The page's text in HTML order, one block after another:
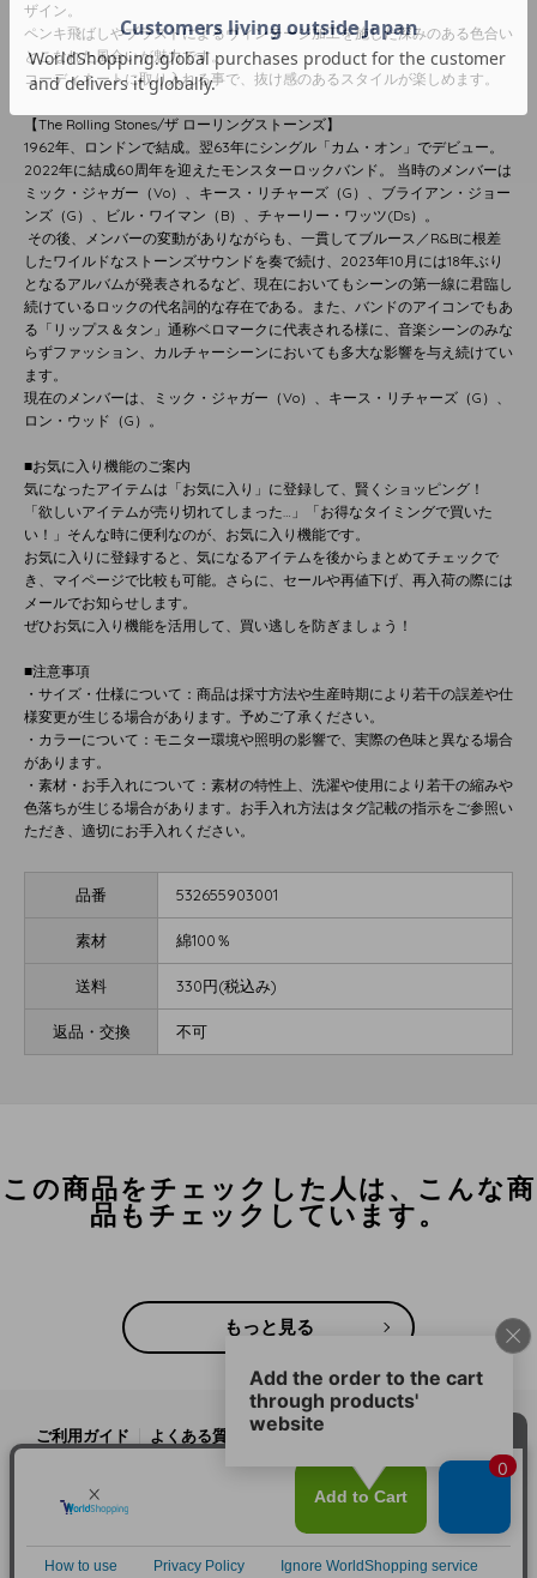
ザイン。
ペンキ飛ばしやブラストによるヴィンテージ加工を施した深みのある色合い
とこなれた風合いが魅力です。
コーディネートに取り入れる事で、抜け感のあるスタイルが楽しめます。
【The Rolling Stones/ザ ローリングストーンズ】
1962年、ロンドンで結成。翌63年にシングル「カム・オン」でデビュー。
2022年に結成60周年を迎えたモンスターロックバンド。 当時のメンバーは
ミック・ジャガー（Vo）、キース・リチャーズ（G）、ブライアン・ジョー
ンズ（G）、ビル・ワイマン（B）、チャーリー・ワッツ(Ds）。
その後、メンバーの変動がありながらも、一貫してブルース／R&Bに根差
したワイルドなストーンズサウンドを奏で続け、2023年10月には18年ぶり
となるアルバムが発表されるなど、現在においてもシーンの第一線に君臨し
続けているロックの代名詞的な存在である。また、バンドのアイコンでもあ
る「リップス＆タン」通称ベロマークに代表される様に、音楽シーンのみな
らずファッション、カルチャーシーンにおいても多大な影響を与え続けてい
ます。
現在のメンバーは、ミック・ジャガー（Vo）、キース・リチャーズ（G）、
ロン・ウッド（G）。
■お気に入り機能のご案内
気になったアイテムは「お気に入り」に登録して、賢くショッピング！
「欲しいアイテムが売り切れてしまった…」「お得なタイミングで買いた
い！」そんな時に便利なのが、お気に入り機能です。
お気に入りに登録すると、気になるアイテムを後からまとめてチェックで
き、マイページで比較も可能。さらに、セールや再値下げ、再入荷の際には
メールでお知らせします。
ぜひお気に入り機能を活用して、買い逃しを防ぎましょう！
■注意事項
・サイズ・仕様について：商品は採寸方法や生産時期により若干の誤差や仕
様変更が生じる場合があります。予めご了承ください。
・カラーについて：モニター環境や照明の影響で、実際の色味と異なる場合
があります。
・素材・お手入れについて：素材の特性上、洗濯や使用により若干の縮みや
色落ちが生じる場合があります。お手入れ方法はタグ記載の指示をご参照い
ただき、適切にお手入れください。
品番 532655903001
素材 綿100％
送料 330円(税込み)
返品・交換 不可
この商品をチェックした人は、こんな商
品もチェックしています。
もっと見る
ご利用ガイド よくある質問 プライバシーポリシー
特定商取引法 お問い合わせ